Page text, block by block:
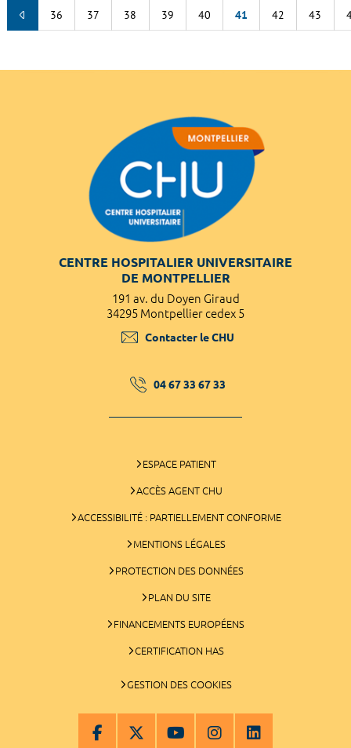
36 37 38 39 40 41 42 43
CENTRE HOSPITALIER UNIVERSITAIRE
DE MONTPELLIER
191 av. du Doyen Giraud
34295 Montpellier cedex 5
Contacter le CHU
04 67 33 67 33
ESPACE PATIENT
ACCÈS AGENT CHU
ACCESSIBILITÉ : PARTIELLEMENT CONFORME
MENTIONS LÉGALES
PROTECTION DES DONNÉES
PLAN DU SITE
FINANCEMENTS EUROPÉENS
CERTIFICATION HAS
GESTION DES COOKIES